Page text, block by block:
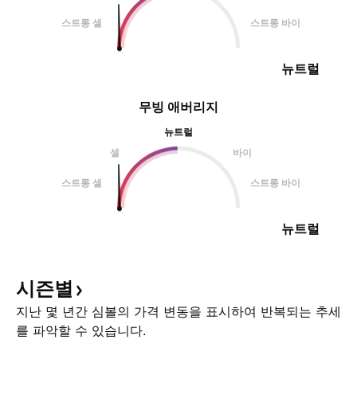
스트롱 셀 스트롱 바이
뉴트럴
무빙 애버리지
뉴트럴
셀
바이
스트롱 셀 스트롱 바이
뉴트럴
시즌별
지난 몇 년간 심볼의 가격 변동을 표시하여 반복되는 추세
를 파악할 수 있습니다.